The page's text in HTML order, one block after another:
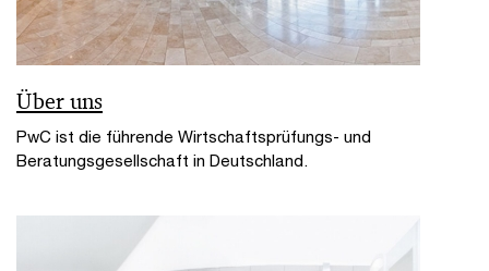
Über uns
PwC ist die führende Wirtschaftsprüfungs- und
Beratungsgesellschaft in Deutschland.